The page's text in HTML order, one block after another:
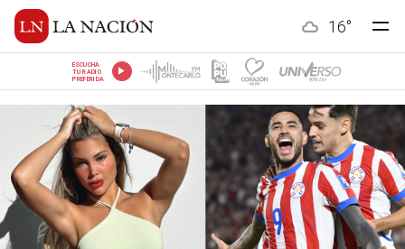
16°
ESCUCHÁ
TU RADIO
PREFERIDA